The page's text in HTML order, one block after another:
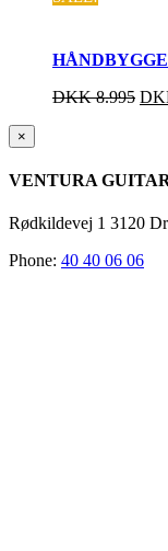
DKK8.995
Close
product
view
×
VENTURA
Rødkildevej 1 3120
Phone: 40 40 06 06